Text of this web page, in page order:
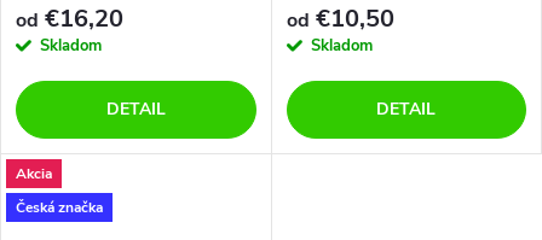
krokodíl
od €16,20
Skladom
DETAIL
od €10,50
Skladom
DETAIL
Akcia
Česká značka